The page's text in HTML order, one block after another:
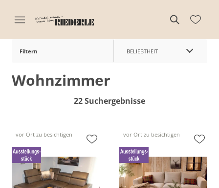
Filtern BELIEBTHEIT
Wohnzimmer
22 Suchergebnisse
vor Ort zu besichtigen vor Ort zu besichtigen